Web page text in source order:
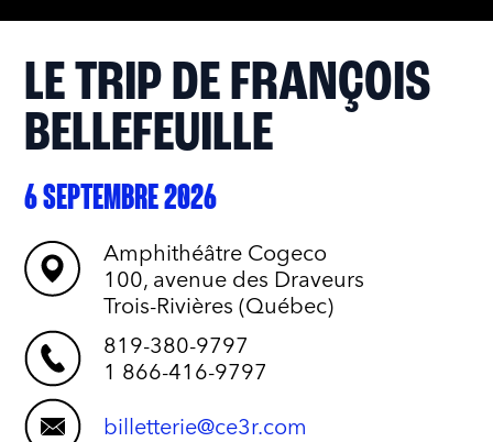
LE TRIP DE FRANÇOIS
BELLEFEUILLE
6 SEPTEMBRE 2026
Amphithéâtre Cogeco
100, avenue des Draveurs
Trois-Rivières (Québec)
819-380-9797
1 866-416-9797
billetterie@ce3r.com